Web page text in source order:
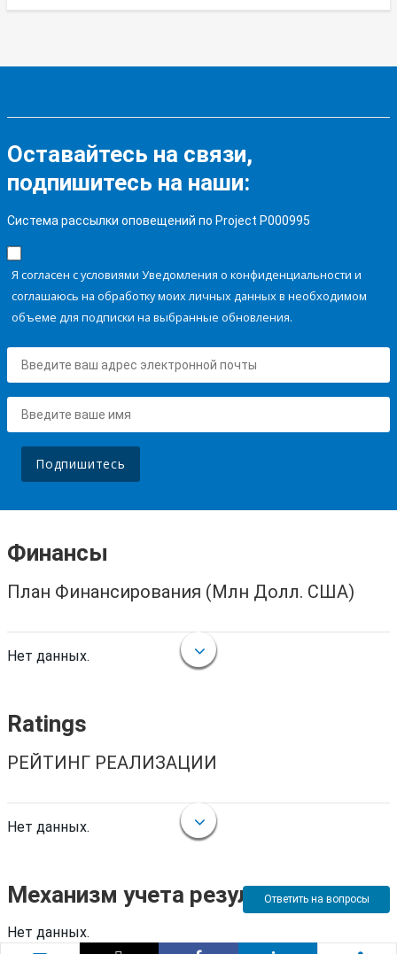
Оставайтесь на связи,
подпишитесь на наши:
Система рассылки оповещений по Project P000995
Я согласен с условиями Уведомления о конфиденциальности и
соглашаюсь на обработку моих личных данных в необходимом
объеме для подписки на выбранные обновления.
Подпишитесь
Финансы
План Финансирования (Млн Долл. США)
Нет данных.
Ratings
РЕЙТИНГ РЕАЛИЗАЦИИ
Нет данных.
Механизм учета результатов
Нет данных.
Ответить на вопросы